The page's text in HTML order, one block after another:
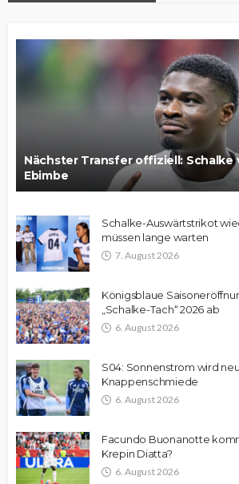
Nächster Transfer offiziell:
Ebimbe
Schalke-Auswärtstrikot
müssen lange warten
7. August 2026
Königsblaue
„Schalke-Tach“ 2026 ab
6. August 2026
S04: Sonnenstrom wird
Knappenschmiede
6. August 2026
Facundo Buonanotte
Krepin Diatta?
6. August 2026